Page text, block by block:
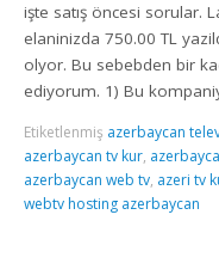
işte satış öncesi sorular.
elaninizda 750.00 TL
olyor. Bu sebebden bir
ediyorum. 1) Bu
Etiketlenmiş azerbaycan
azerbaycan tv kur,
azerbaycan web tv, azeri tv
webtv hosting azerbaycan